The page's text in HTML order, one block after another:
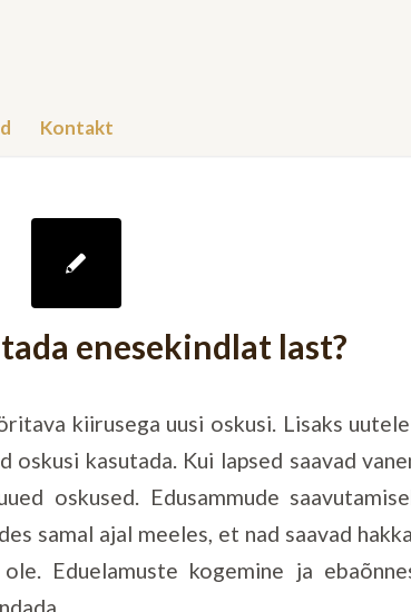
Kontakt
enesekindlat last?
kiirusega uusi oskusi. Lisaks
oskusi kasutada. Kui lapsed saavad
oskused. Edusammude
samal ajal meeles, et nad saavad
Eduelamuste kogemine ja